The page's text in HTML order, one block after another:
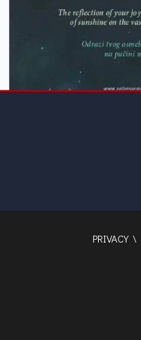
PRIVACY\